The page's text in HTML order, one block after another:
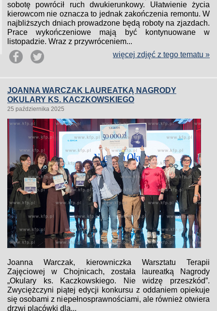
sobotę powrócił ruch dwukierunkowy. Ułatwienie życia
kierowcom nie oznacza to jednak zakończenia remontu. W
najbliższych dniach prowadzone będą roboty na zjazdach.
Prace wykończeniowe mają być kontynuowane w
listopadzie. Wraz z przywróceniem...
więcej zdjęć z tego tematu »
JOANNA WARCZAK LAUREATKĄ NAGRODY
OKULARY KS. KACZKOWSKIEGO
25 października 2025
Joanna Warczak, kierowniczka Warsztatu Terapii
Zajęciowej w Chojnicach, została laureatką Nagrody
„Okulary ks. Kaczkowskiego. Nie widzę przeszkód”.
Zwyciężczyni piątej edycji konkursu z oddaniem opiekuje
się osobami z niepełnosprawnościami, ale również otwiera
drzwi placówki dla...